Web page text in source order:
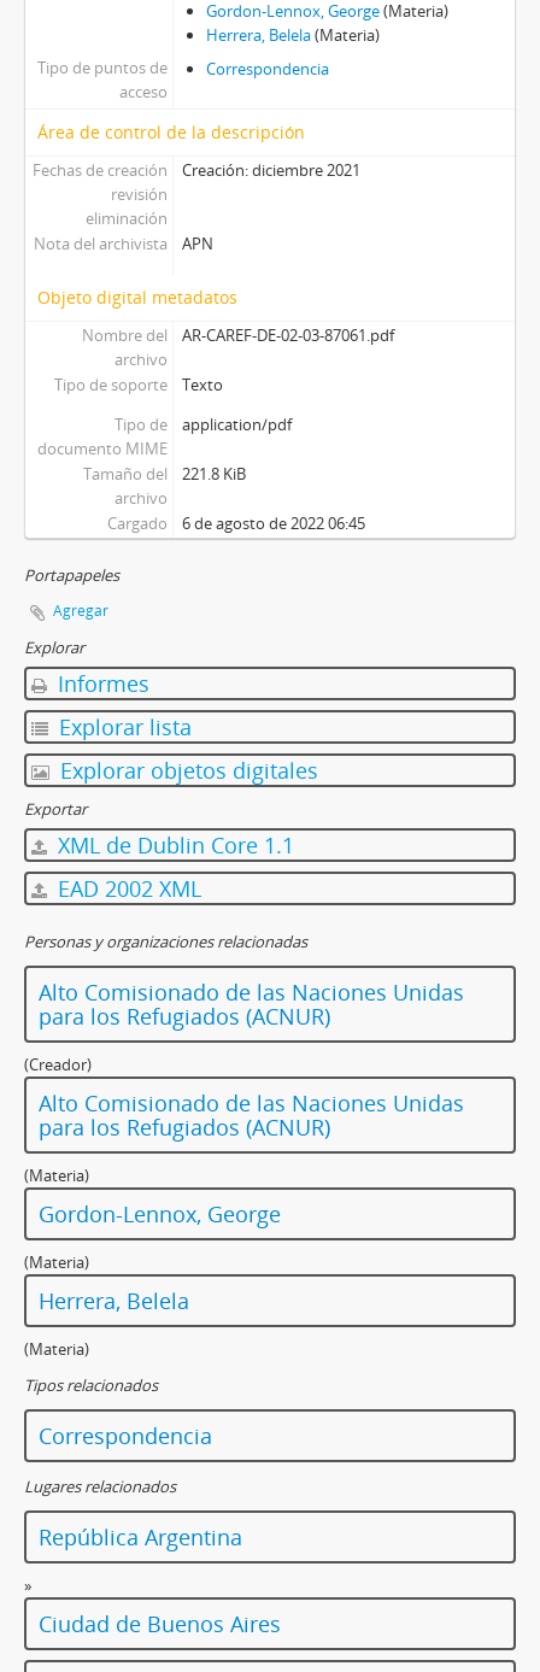
Gordon-Lennox, George(Materia)
Herrera, Belela(Materia)
Tipo de puntos de
acceso
Correspondencia
Área de control de la descripción
Fechas de creación
revisión
eliminación
Creación: diciembre 2021
Nota del archivista APN
Objeto digital metadatos
Nombre del
archivo
AR-CAREF-DE-02-03-87061.pdf
Tipo de soporte
Texto
Tipo de
documento MIME
application/pdf
Tamaño del
archivo
221.8 KiB
Cargado 6 de agosto de 2022 06:45
Portapapeles
Agregar
Explorar
Informes
Explorar lista
Explorar objetos digitales
Exportar
XML de Dublin Core 1.1
EAD 2002 XML
Personas y organizaciones relacionadas
Alto Comisionado de las Naciones Unidas
para los Refugiados (ACNUR)
(Creador)
Alto Comisionado de las Naciones Unidas
para los Refugiados (ACNUR)
(Materia)
Gordon-Lennox, George
(Materia)
Herrera, Belela
(Materia)
Tipos relacionados
Correspondencia
Lugares relacionados
República Argentina
»
Ciudad de Buenos Aires